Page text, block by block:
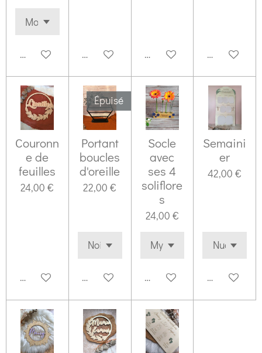
Voir les détailsVoir les détailsVoir les détailsVoir les
Couronn
e de
feuilles
24,00 €
Ajouter au panier
Épuisé
Portant
boucles
d'oreille
22,00 €
M'avertir si disponible
Socle
avec
ses 4
soliflore
s
24,00 €
Voir les détails
Semaini
er
42,00 €
Voir les